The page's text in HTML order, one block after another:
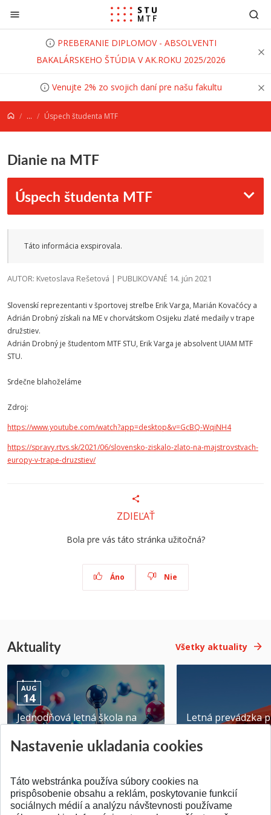
Prejsť na obsah
PREBERANIE DIPLOMOV - ABSOLVENTI
BAKALÁRSKEHO ŠTÚDIA V AK.ROKU 2025/2026
Venujte 2% zo svojich daní pre našu fakultu
... Úspech študenta MTF
Dianie na MTF
Úspech študenta MTF
Táto informácia exspirovala.
AUTOR: Kvetoslava Rešetová | PUBLIKOVANÉ 14. jún 2021
Slovenskí reprezentanti v športovej streľbe Erik Varga, Marián Kovačócy a
Adrián Drobný získali na ME v chorvátskom Osijeku zlaté medaily v trape
družstiev.
Adrián Drobný je študentom MTF STU, Erik Varga je absolvent UIAM MTF
STU.
Srdečne blahoželáme
Zdroj:
https://www.youtube.com/watch?app=desktop&v=GcBQ-WqiNH4
https://spravy.rtvs.sk/2021/06/slovensko-ziskalo-zlato-na-majstrovstvach-
europy-v-trape-druzstiev/
ZDIEĽAŤ
Bola pre vás táto stránka užitočná?
Áno Nie
Aktuality Všetky aktuality
AUG
14
Jednodňová letná škola na
Pridané 28.07.2026
Letná prevádzka
Pridané 23.06.2026
Nastavenie ukladania cookies
Táto webstránka používa súbory cookies na
prispôsobenie obsahu a reklám, poskytovanie funkcií
sociálnych médií a analýzu návštevnosti používame